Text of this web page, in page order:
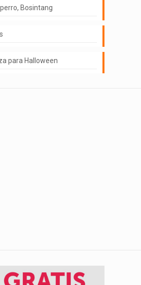
Bosintang
para Halloween